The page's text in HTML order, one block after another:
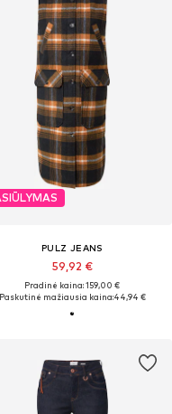
PULZ JEANS
59,92 €
Pradinė kaina: 159,00 €
Paskutinė mažiausia kaina:44,94 €